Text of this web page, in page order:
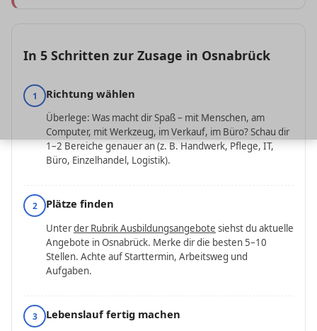
In 5 Schritten zur Zusage in Osnabrück
1 Richtung wählen
Überlege: Was macht dir Spaß – mit Menschen, am
Computer, mit Werkzeug, im Verkauf, im Büro? Schau dir
1–2 Bereiche genauer an (z. B. Handwerk, Pflege, IT,
Büro, Einzelhandel, Logistik).
2 Plätze finden
Unterder Rubrik Ausbildungsangebote siehst du aktuelle
Angebote in Osnabrück. Merke dir die besten 5–10
Stellen. Achte auf Starttermin, Arbeitsweg und
Aufgaben.
3 Lebenslauf fertig machen